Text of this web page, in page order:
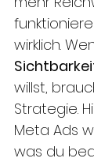
wirklich.
willst,
Strategie.
Meta Ads
was du